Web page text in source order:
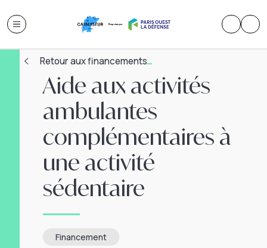
Retour aux financements
Aide aux activités
ambulantes
complémentaires à
une activité
sédentaire
Financement